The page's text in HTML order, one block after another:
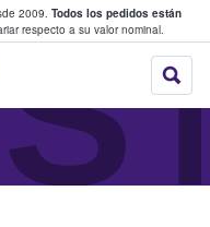
2009. Todos los pedidos están
respecto a su valor nominal.
StubHub:
fans